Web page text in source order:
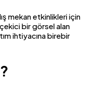
mekan etkinlikleri için
bir görsel alan
ihtiyacına birebir